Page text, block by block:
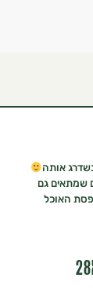
אותה
שמתאים גם
האוכל